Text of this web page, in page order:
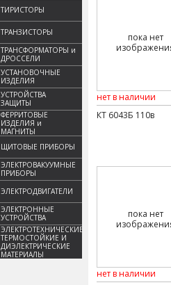
ТИРИСТОРЫ
ТРАНЗИСТОРЫ
ТРАНСФОРМАТОРЫ и
ДРОССЕЛИ
УСТАНОВОЧНЫЕ
ИЗДЕЛИЯ
УСТРОЙСТВА
ЗАЩИТЫ
ФЕРРИТОВЫЕ
ИЗДЕЛИЯ и
МАГНИТЫ
ЩИТОВЫЕ ПРИБОРЫ
ЭЛЕКТРОВАКУУМНЫЕ
ПРИБОРЫ
ЭЛЕКТРОДВИГАТЕЛИ
ЭЛЕКТРОННЫЕ
УСТРОЙСТВА
ЭЛЕКТРОТЕХНИЧЕСКИЕ,
ТЕРМОСТОЙКИЕ И
ДИЭЛЕКТРИЧЕСКИЕ
МАТЕРИАЛЫ
пока нет
нет в наличии
КТ 6043Б 110в
пока нет
нет в наличии